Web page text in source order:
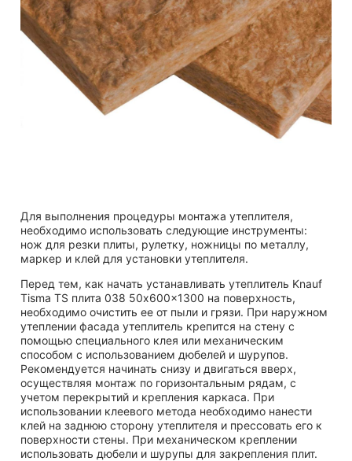
Для выполнения процедуры монтажа утеплителя,
необходимо использовать следующие инструменты:
нож для резки плиты, рулетку, ножницы по металлу,
маркер и клей для установки утеплителя.
Перед тем, как начать устанавливать утеплитель Knauf
Tisma TS плита 038 50x600x1300 на поверхность,
необходимо очистить ее от пыли и грязи. При наружном
утеплении фасада утеплитель крепится на стену с
помощью специального клея или механическим
способом с использованием дюбелей и шурупов.
Рекомендуется начинать снизу и двигаться вверх,
осуществляя монтаж по горизонтальным рядам, с
учетом перекрытий и крепления каркаса. При
использовании клеевого метода необходимо нанести
клей на заднюю сторону утеплителя и прессовать его к
поверхности стены. При механическом креплении
использовать дюбели и шурупы для закрепления плит.